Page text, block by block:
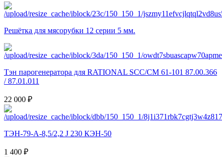
Решётка для мясорубки 12 серии 5 мм.
Тэн парогенератора для RATIONAL SCC/CM 61-101 87.00.366
/ 87.01.011
22 000 ₽
ТЭН-79-А-8,5/2,2 J 230 КЭН-50
1 400 ₽